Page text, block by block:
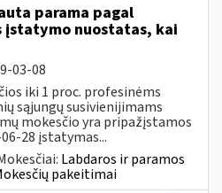
parama pagal
įstatymo nuostatas, kai
03-08
iki 1 proc. profesinėms
sąjungų susivienijimams
mokesčio yra pripažįstamos
28 įstatymas...
Labdaros ir paramos
pakeitimai